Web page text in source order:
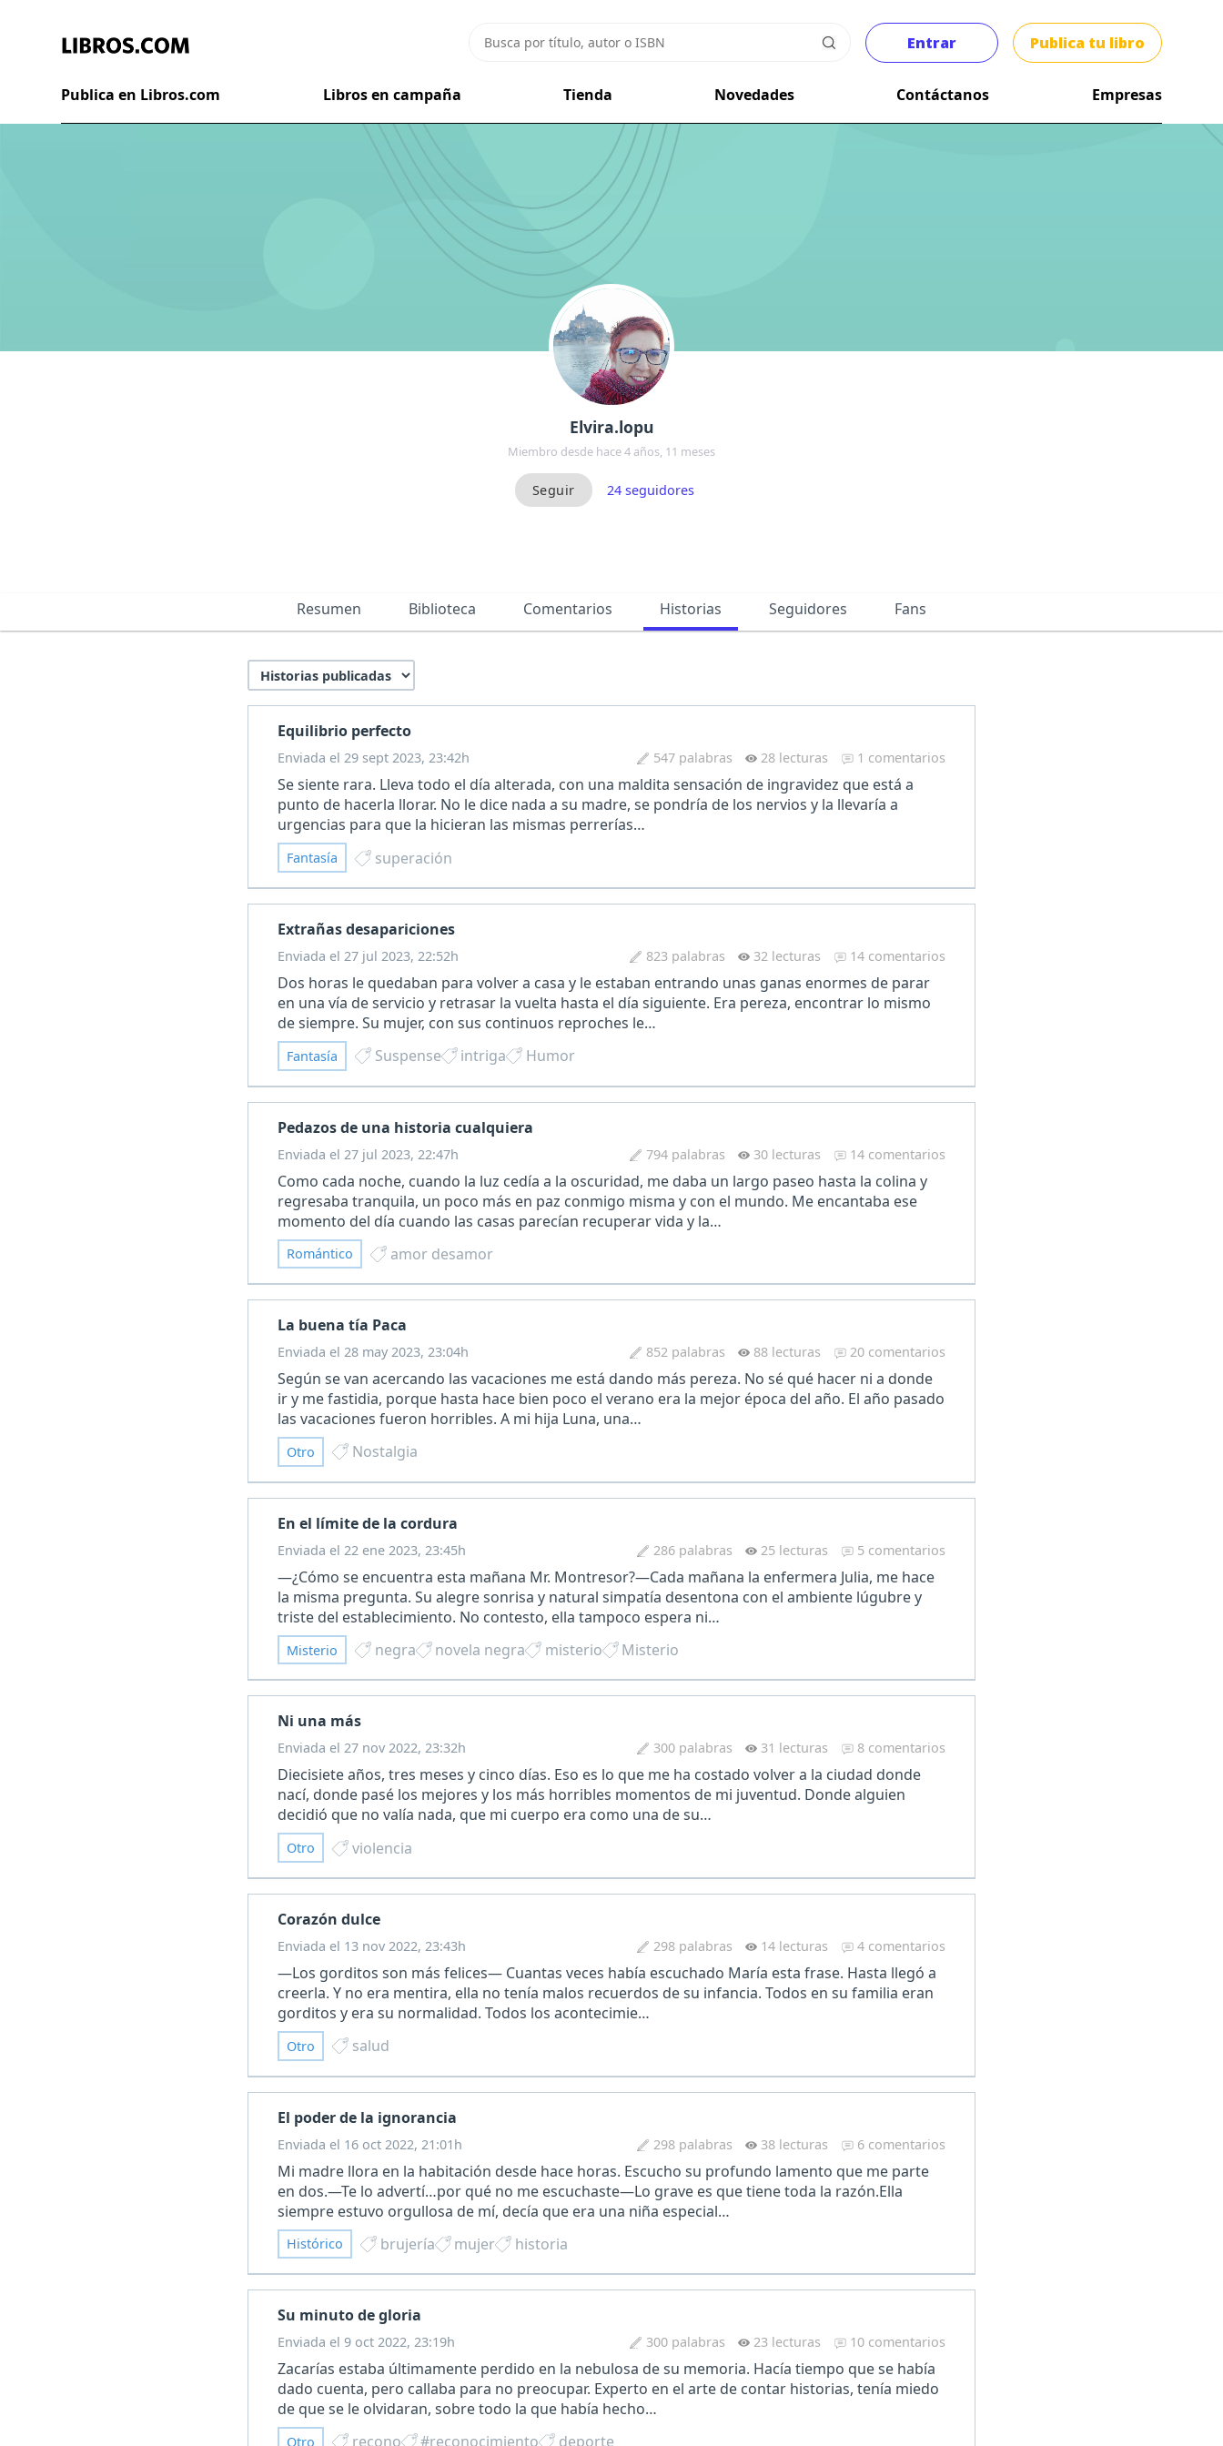
Entrar Publica tu libro
Publica en Libros.com Libros en campaña Tienda Novedades Contáctanos Empresas
Elvira.lopu
Miembro desde hace 4 años, 11 meses
24seguidores
Resumen Biblioteca Comentarios Historias Seguidores Fans
Equilibrio perfecto
Enviada el 29 sept 2023, 23:42h 547 palabras 28 lecturas 1 comentarios
Se siente rara. Lleva todo el día alterada, con una maldita sensación de ingravidez que está a
punto de hacerla llorar. No le dice nada a su madre, se pondría de los nervios y la llevaría a
urgencias para que la hicieran las mismas perrerías…
Fantasía superación
Extrañas desapariciones
Enviada el 27 jul 2023, 22:52h 823 palabras 32 lecturas 14 comentarios
Dos horas le quedaban para volver a casa y le estaban entrando unas ganas enormes de parar
en una vía de servicio y retrasar la vuelta hasta el día siguiente. Era pereza, encontrar lo mismo
de siempre. Su mujer, con sus continuos reproches le…
Fantasía Suspense intriga Humor
Pedazos de una historia cualquiera
Enviada el 27 jul 2023, 22:47h 794 palabras 30 lecturas 14 comentarios
Como cada noche, cuando la luz cedía a la oscuridad, me daba un largo paseo hasta la colina y
regresaba tranquila, un poco más en paz conmigo misma y con el mundo. Me encantaba ese
momento del día cuando las casas parecían recuperar vida y la…
Romántico amor desamor
La buena tía Paca
Enviada el 28 may 2023, 23:04h 852 palabras 88 lecturas 20 comentarios
Según se van acercando las vacaciones me está dando más pereza. No sé qué hacer ni a donde
ir y me fastidia, porque hasta hace bien poco el verano era la mejor época del año. El año pasado
las vacaciones fueron horribles. A mi hija Luna, una…
Otro Nostalgia
En el límite de la cordura
Enviada el 22 ene 2023, 23:45h 286 palabras 25 lecturas 5 comentarios
—¿Cómo se encuentra esta mañana Mr. Montresor?—Cada mañana la enfermera Julia, me hace
la misma pregunta. Su alegre sonrisa y natural simpatía desentona con el ambiente lúgubre y
triste del establecimiento. No contesto, ella tampoco espera ni…
Misterio negra novela negra misterio Misterio
Ni una más
Enviada el 27 nov 2022, 23:32h 300 palabras 31 lecturas 8 comentarios
Diecisiete años, tres meses y cinco días. Eso es lo que me ha costado volver a la ciudad donde
nací, donde pasé los mejores y los más horribles momentos de mi juventud. Donde alguien
decidió que no valía nada, que mi cuerpo era como una de su…
Otro violencia
Corazón dulce
Enviada el 13 nov 2022, 23:43h 298 palabras 14 lecturas 4 comentarios
—Los gorditos son más felices— Cuantas veces había escuchado María esta frase. Hasta llegó a
creerla. Y no era mentira, ella no tenía malos recuerdos de su infancia. Todos en su familia eran
gorditos y era su normalidad. Todos los acontecimie…
Otro salud
El poder de la ignorancia
Enviada el 16 oct 2022, 21:01h 298 palabras 38 lecturas 6 comentarios
Mi madre llora en la habitación desde hace horas. Escucho su profundo lamento que me parte
en dos.—Te lo advertí…por qué no me escuchaste—Lo grave es que tiene toda la razón.Ella
siempre estuvo orgullosa de mí, decía que era una niña especial…
Histórico brujería mujer historia
Su minuto de gloria
Enviada el 9 oct 2022, 23:19h 300 palabras 23 lecturas 10 comentarios
Zacarías estaba últimamente perdido en la nebulosa de su memoria. Hacía tiempo que se había
dado cuenta, pero callaba para no preocupar. Experto en el arte de contar historias, tenía miedo
de que se le olvidaran, sobre todo la que había hecho…
Otro recono #reconocimiento deporte